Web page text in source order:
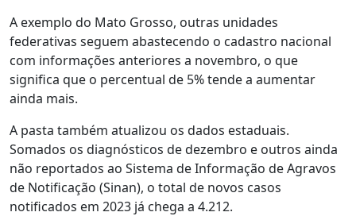
A exemplo do Mato Grosso, outras unidades
federativas seguem abastecendo o cadastro nacional
com informações anteriores a novembro, o que
significa que o percentual de 5% tende a aumentar
ainda mais.
A pasta também atualizou os dados estaduais.
Somados os diagnósticos de dezembro e outros ainda
não reportados ao Sistema de Informação de Agravos
de Notificação (Sinan), o total de novos casos
notificados em 2023 já chega a 4.212.